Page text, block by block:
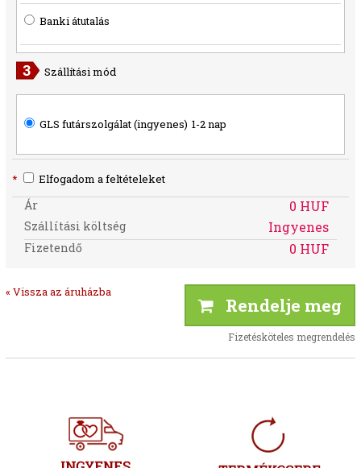
Banki átutalás
Szállítási mód
GLS futárszolgálat (ingyenes) 1-2 nap
* Elfogadom a feltételeket
Ár 0 HUF
Szállítási költség Ingyenes
Fizetendő 0 HUF
« Vissza az áruházba
Rendelje meg
Fizetésköteles megrendelés